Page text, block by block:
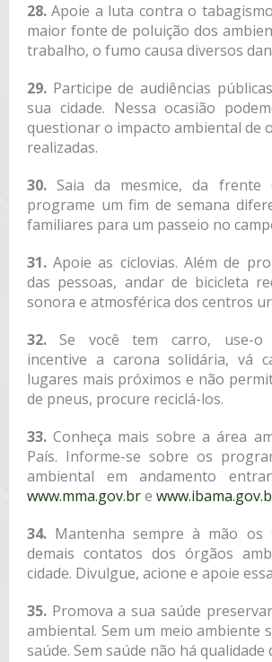
28.Apoie a luta contra o
maior fonte de poluição dos
trabalho, o fumo causa diversos
29.Participe de audiências
sua cidade. Nessa ocasião
questionar o impacto ambiental de
realizadas.
30.Saia da mesmice, da frente
programe um fim de semana
familiares para um passeio no
31.Apoie as ciclovias. Além de
das pessoas, andar de bicicleta
sonora e atmosférica dos centros
32.Se você tem carro, use-o
incentive a carona solidária, vá
lugares mais próximos e não
de pneus, procure reciclá-los.
33.Conheça mais sobre a área
País. Informe-se sobre os
ambiental em andamento
www.mma.gov.bre
34.Mantenha sempre à mão os
demais contatos dos órgãos
cidade. Divulgue, acione e apoie
35.Promova a sua saúde
ambiental. Sem um meio ambiente
saúde. Sem saúde não há qualidade